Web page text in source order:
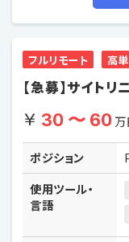
フルリモート 高
【急募】サイト
30 〜 60万
ポジション
使用ツール・
言語